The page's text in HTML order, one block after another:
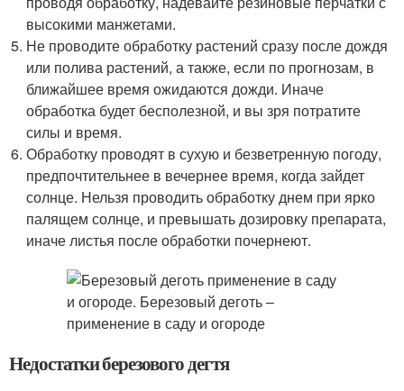
высокими манжетами.
Не проводите обработку растений сразу после дождя
или полива растений, а также, если по прогнозам, в
ближайшее время ожидаются дожди. Иначе
обработка будет бесполезной, и вы зря потратите
силы и время.
Обработку проводят в сухую и безветренную погоду,
предпочтительнее в вечернее время, когда зайдет
солнце. Нельзя проводить обработку днем при ярко
палящем солнце, и превышать дозировку препарата,
иначе листья после обработки почернеют.
Недостатки березового дегтя